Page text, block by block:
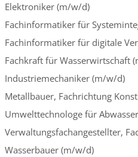
Elektroniker (m/w/d)
Fachinformatiker für
Fachinformatiker für digitale
Fachkraft für Wasserwirtschaft
Industriemechaniker (m/w/d)
Metallbauer, Fachrichtung
Umwelttechnologe für
Verwaltungsfachangestellter,
Wasserbauer (m/w/d)